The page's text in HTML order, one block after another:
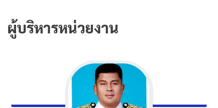
ผู้บริหารหน่วยงาน